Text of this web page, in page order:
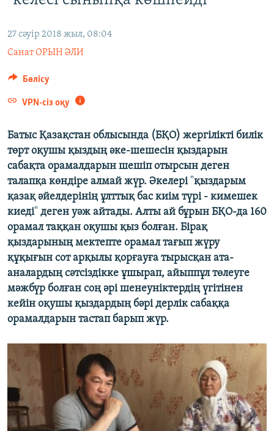
27 сәуір 2018 жыл, 08:04
Санат ОРЫН ӘЛИ
Бөлісу
VPN-сіз оқу
Батыс Қазақстан облысында (БҚО) жергілікті билік
төрт оқушы қыздың әке-шешесін қыздарын
сабақта орамалдарын шешіп отырсын деген
талапқа көндіре алмай жүр. Әкелері "қыздарым
қазақ әйелдерінің ұлттық бас киім түрі - кимешек
киеді" деген уәж айтады. Алты ай бұрын БҚО-да 160
орамал таққан оқушы қыз болған. Бірақ
қыздарының мектепте орамал тағып жүру
құқығын сот арқылы қорғауға тырысқан ата-
аналардың сәтсіздікке ұшырап, айыппұл төлеуге
мәжбүр болған соң әрі шенеуніктердің үгітінен
кейін оқушы қыздардың бәрі дерлік сабаққа
орамалдарын тастап барып жүр.